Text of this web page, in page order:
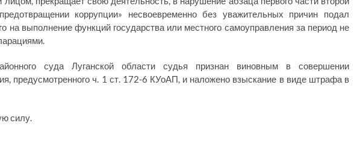
коррупции» несвоевременно без уважительных причин подал
на выполнение функций государства или местного самоуправления за период не
суда Луганской области судья признан виновным в совершении
предусмотренного ч. 1 ст. 172-6 КУоАП, и наложено взыскание в виде штрафа в
силу.